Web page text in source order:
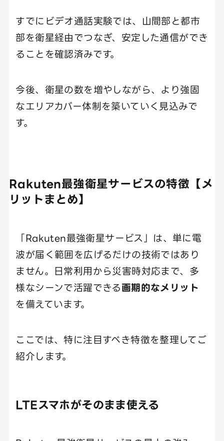
すでにビデオ通話実験では、山間部と都市
部を衛星経由でつなぎ、安定した通信ができ
ることを確認済みです。
今後、衛星の数を増やしながら、より強固
なエリアカバー体制を築いていく見込みで
す。
Rakuten最強衛星サービスの特徴【メ
リットまとめ】
「Rakuten最強衛星サービス」は、単に電
波が届く範囲を広げるだけの技術ではあり
ません。日常利用から災害時対応まで、多
様なシーンで活躍できる画期的なメリット
を備えています。
ここでは、特に注目すべき特徴を整理してご
紹介します。
LTEスマホがそのまま使える